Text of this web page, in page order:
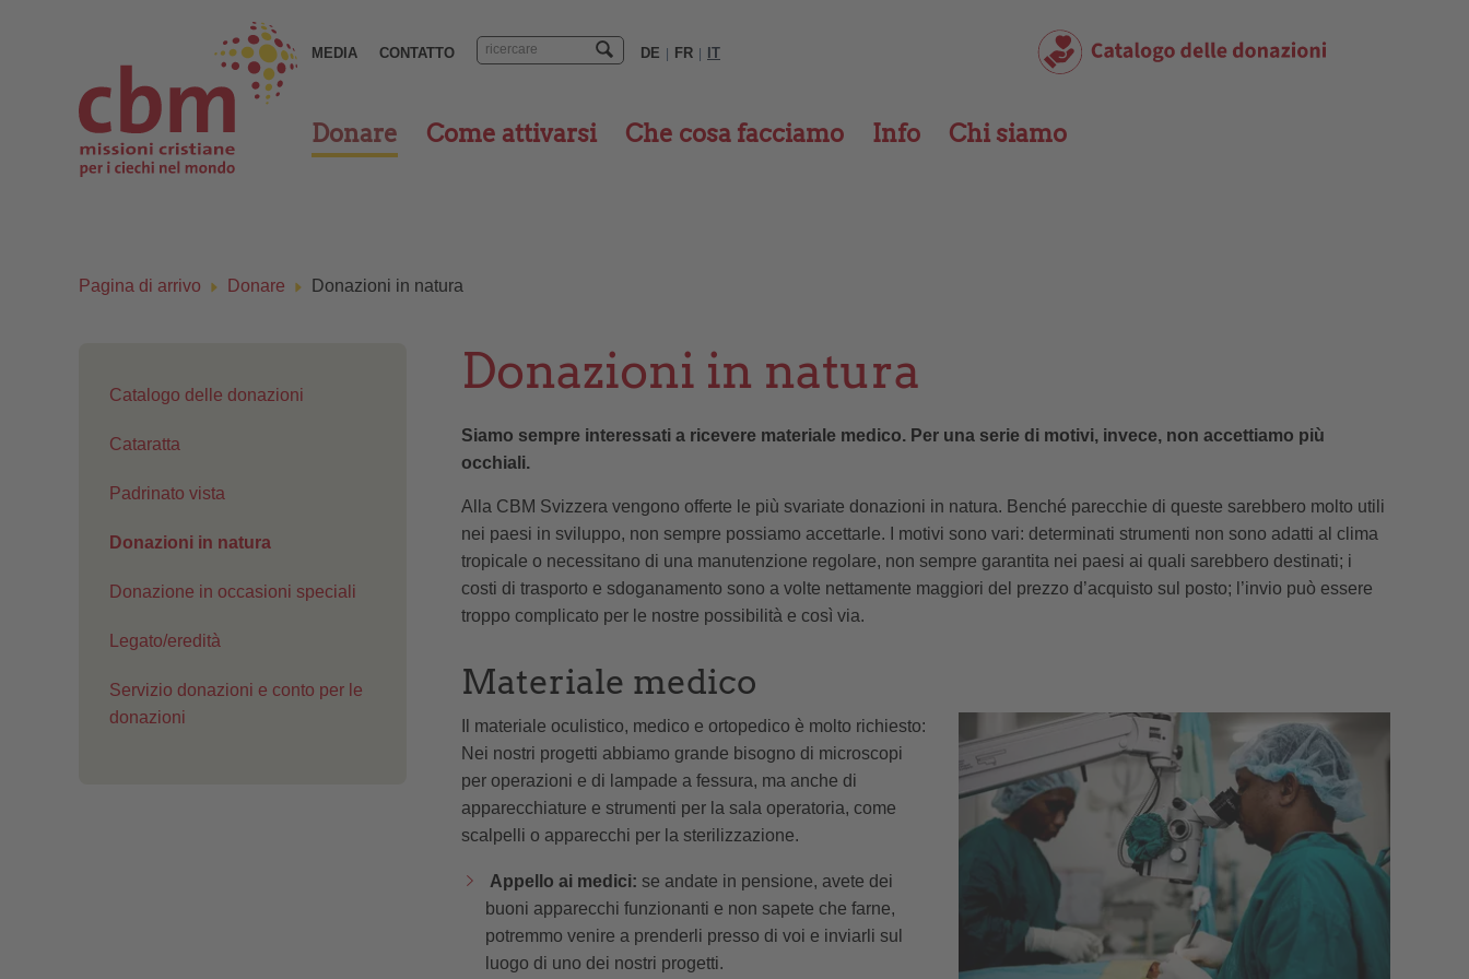
MEDIA CONTATTO DE FR IT
Donare Come attivarsi Che cosa facciamo Info Chi siamo
Pagina di arrivo Donare Donazioni in natura
Catalogo delle donazioni
Cataratta
Padrinato vista
Donazioni in natura
Donazione in occasioni speciali
Legato/eredità
Servizio donazioni e conto per le
donazioni
Donazioni in natura
Siamo sempre interessati a ricevere materiale medico. Per una serie di motivi, invece, non accettiamo più
occhiali.
Alla CBM Svizzera vengono offerte le più svariate donazioni in natura. Benché parecchie di queste sarebbero molto utili
nei paesi in sviluppo, non sempre possiamo accettarle. I motivi sono vari: determinati strumenti non sono adatti al clima
tropicale o necessitano di una manutenzione regolare, non sempre garantita nei paesi ai quali sarebbero destinati; i
costi di trasporto e sdoganamento sono a volte nettamente maggiori del prezzo d’acquisto sul posto; l’invio può essere
troppo complicato per le nostre possibilità e così via.
Materiale medico
Il materiale oculistico, medico e ortopedico è molto richiesto:
Nei nostri progetti abbiamo grande bisogno di microscopi
per operazioni e di lampade a fessura, ma anche di
apparecchiature e strumenti per la sala operatoria, come
scalpelli o apparecchi per la sterilizzazione.
Appello ai medici: se andate in pensione, avete dei
buoni apparecchi funzionanti e non sapete che farne,
potremmo venire a prenderli presso di voi e inviarli sul
luogo di uno dei nostri progetti.